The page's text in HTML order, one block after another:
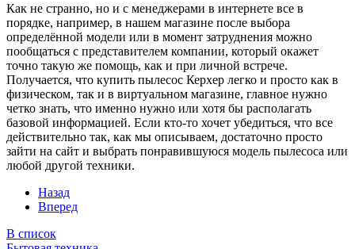
Как не странно, но и с менеджерами в интернете все в
порядке, например, в нашем магазине после выбора
определённой модели или в момент затруднения можно
пообщаться с представителем компании, который окажет
точно такую же помощь, как и при личной встрече.
Получается, что купить пылесос Керхер легко и просто как в
физическом, так и в виртуальном магазине, главное нужно
четко знать, что именно нужно или хотя бы располагать
базовой информацией. Если кто-то хочет убедиться, что все
действительно так, как мы описываем, достаточно просто
зайти на сайт и выбрать понравившуюся модель пылесоса или
любой другой техники.
Назад
Вперед
В список